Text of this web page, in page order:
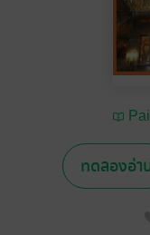
ทดลองอ่า